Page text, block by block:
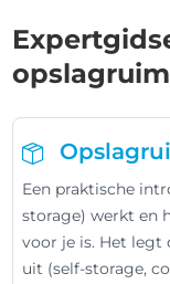
Een praktische
storage) werkt en
voor je is. Het
uit (self-storage,